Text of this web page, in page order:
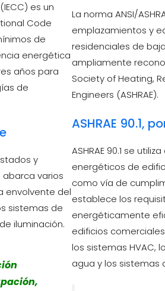
es un
Code
de
energética
años para
de
y
abarca varios
envolvente del
sistemas de
iluminación.
La norma ANSI/
emplazamientos y
residenciales de
ampliamente
Society of Heating,
Engineers (ASHRAE).
ASHRAE 90.1,
ASHRAE 90.1 se
energéticos de
como vía de
establece los
energéticamente
edificios
los sistemas HVAC,
agua y los sistemas